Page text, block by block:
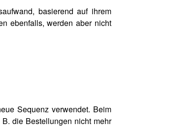
basierend auf ihrem
ebenfalls, werden aber nicht
Sequenz verwendet. Beim
die Bestellungen nicht mehr